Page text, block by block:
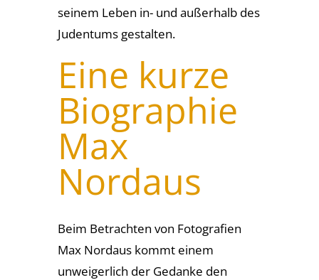
seinem Leben in- und außerhalb des
Judentums gestalten.
Eine kurze
Biographie
Max
Nordaus
Beim Betrachten von Fotografien
Max Nordaus kommt einem
unweigerlich der Gedanke den